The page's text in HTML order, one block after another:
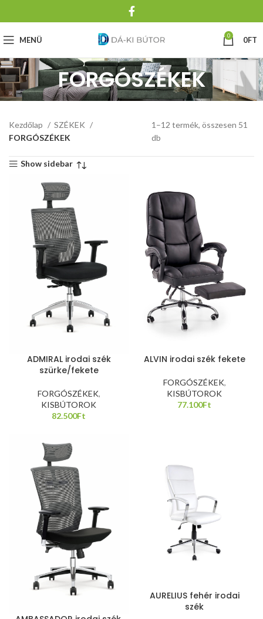
MENÜ 0 0FT
FORGÓSZÉKEK
Kezdőlap
SZÉKEK
FORGÓSZÉKEK
1–12 termék, összesen 51
db
Show sidebar
ADMIRAL irodai szék
szürke/fekete
FORGÓSZÉKEK,
KISBÚTOROK
82.500Ft
ALVIN irodai szék fekete
FORGÓSZÉKEK,
KISBÚTOROK
77.100Ft
AURELIUS fehér irodai
szék